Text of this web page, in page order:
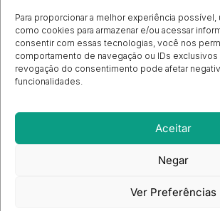
Para proporcionar a melhor experiência
como cookies para armazenar e/ou acessar
consentir com essas tecnologias, você nos
comportamento de navegação ou IDs
revogação do consentimento pode afetar
funcionalidades.
Aceitar
Negar
Ver Preferências
Manuscritos
Candidatura
de
Ilustradores
Registo
de
e
avisos
diretamente
no seu
e-mail.
Subscrever